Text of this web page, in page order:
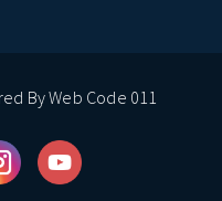
By Web Code 011